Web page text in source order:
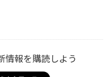
情報を購読しよう